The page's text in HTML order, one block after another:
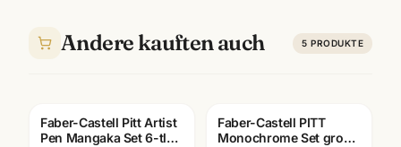
Andere kauften auch 5 PRODUKTE
Faber-Castell Pitt Artist
Pen Mangaka Set 6-tlg ·
Faber-Castell PITT
Monochrome Set gross